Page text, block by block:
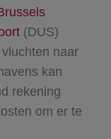
(DUS)
naar
kan
rekening
om er te